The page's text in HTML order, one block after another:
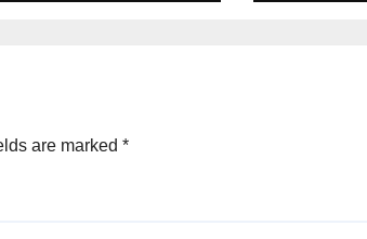
are marked *